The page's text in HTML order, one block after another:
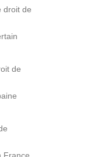
droit de
de